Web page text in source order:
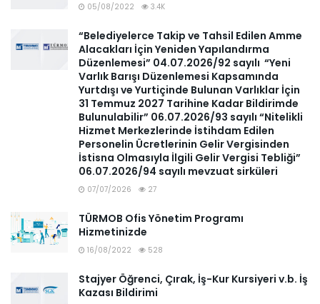
05/08/2022 3.4K
“Belediyelerce Takip ve Tahsil Edilen Amme
Alacakları İçin Yeniden Yapılandırma
Düzenlemesi” 04.07.2026/92 sayılı “Yeni
Varlık Barışı Düzenlemesi Kapsamında
Yurtdışı ve Yurtiçinde Bulunan Varlıklar İçin
31 Temmuz 2027 Tarihine Kadar Bildirimde
Bulunulabilir” 06.07.2026/93 sayılı “Nitelikli
Hizmet Merkezlerinde İstihdam Edilen
Personelin Ücretlerinin Gelir Vergisinden
İstisna Olmasıyla İlgili Gelir Vergisi Tebliği”
06.07.2026/94 sayılı mevzuat sirküleri
07/07/2026 27
TÜRMOB Ofis Yönetim Programı
Hizmetinizde
16/08/2022 528
Stajyer Öğrenci, Çırak, İş-Kur Kursiyeri v.b. İş
Kazası Bildirimi